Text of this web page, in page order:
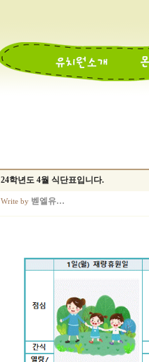
24학년도 4월 식단표입니다.
Write by 벧엘유…